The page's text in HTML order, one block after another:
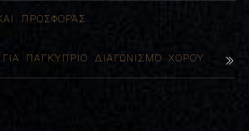
ΠΡΟΣΦΟΡΆΣ
ΠΑΓΚΎΠΡΙΟ ΔΙΑΓΩΝΙΣΜΌ ΧΟΡΟΎ